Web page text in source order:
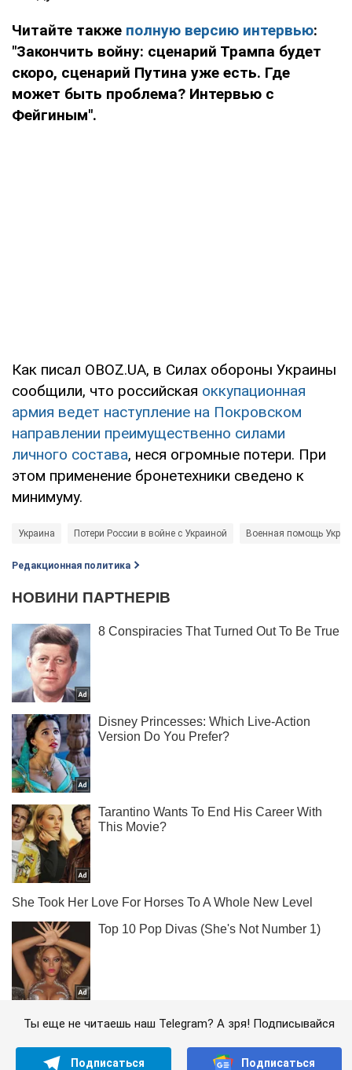
Читайте также полную версию интервью:
"Закончить войну: сценарий Трампа будет
скоро, сценарий Путина уже есть. Где
может быть проблема? Интервью с
Фейгиным".
Как писал OBOZ.UA, в Силах обороны Украины
сообщили, что российская оккупационная
армия ведет наступление на Покровском
направлении преимущественно силами
личного состава, неся огромные потери. При
этом применение бронетехники сведено к
минимуму.
Украина Потери России в войне с Украиной Военная помощь
Редакционная политика
Ты еще не читаешь наш Telegram? А зря! Подписывайся
Подписаться Подписаться